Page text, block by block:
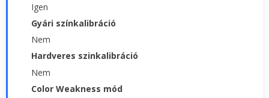
Igen
Gyári színkalibráció
Nem
Hardveres szinkalibráció
Nem
Color Weakness mód